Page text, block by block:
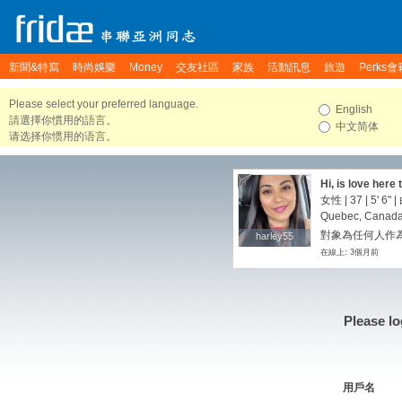
新聞&特寫 時尚娛樂 Money 交友社區 家族 活動訊息 旅遊 Perks會
Please select your preferred language.
請選擇你慣用的語言。
请选择你惯用的语言。
English
中文简体
harley55
harley55
Hi, is love here
女性 | 37 | 5' 6" |
Quebec,
對象為任何人作
在線上: 3個月前
Please
用戶名